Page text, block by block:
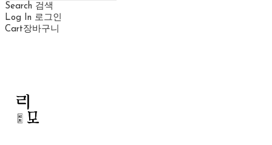
Search 검색
Log In 로그인
Cart장바구니